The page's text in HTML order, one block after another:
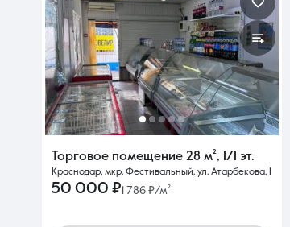
Торговое помещение 28 м², 1/1 эт.
Краснодар, мкр. Фестивальный, ул. Атарбекова, 1
50 000 ₽ 1 786 ₽/м²